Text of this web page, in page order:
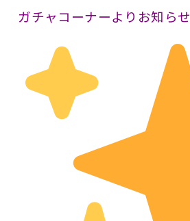
ガチャコーナーよりお知らせ